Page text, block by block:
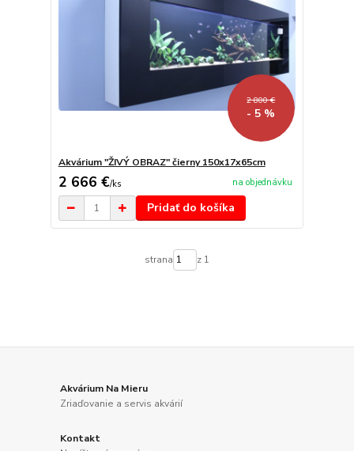
2 800 €
- 5 %
Akvárium "ŽIVÝ OBRAZ" čierny 150x17x65cm
2 666 €/ks na objednávku
Pridať do košíka
strana z 1
Akvárium Na Mieru
Zriaďovanie a servis akvárií
Kontakt